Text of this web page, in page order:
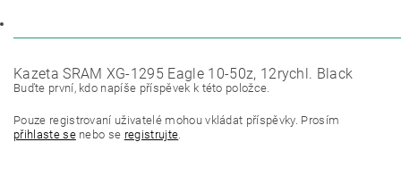
Kazeta SRAM XG-1295 Eagle 10-50z, 12rychl. Black
Buďte první, kdo napíše příspěvek k této položce.
Pouze registrovaní uživatelé mohou vkládat příspěvky. Prosím
přihlaste senebo se registrujte.